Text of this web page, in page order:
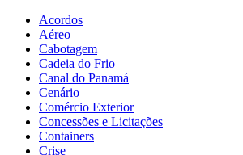
Acordos
Aéreo
Cabotagem
Cadeia do Frio
Canal do Panamá
Cenário
Comércio Exterior
Concessões e Licitações
Containers
Crise